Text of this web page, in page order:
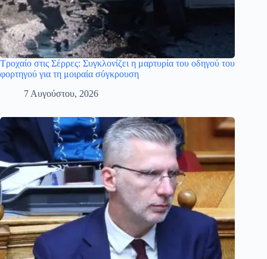
Τροχαίο στις Σέρρες: Συγκλονίζει η μαρτυρία του οδηγού του
φορτηγού για τη μοιραία σύγκρουση
7 Αυγούστου, 2026